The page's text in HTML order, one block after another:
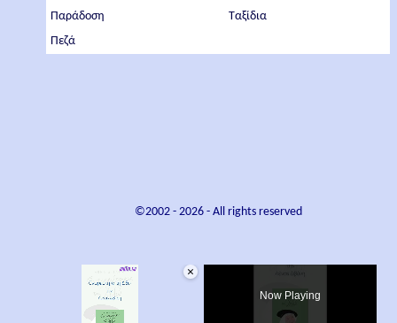
Παράδοση
Πεζά
Ταξίδια
©2002 - 2026- All rights reserved
×
Now Playing